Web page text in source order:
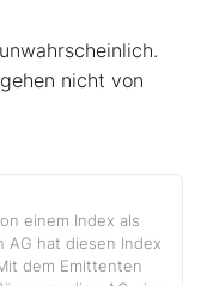
nicht von
einem Index als
AG hat diesen Index
dem Emittenten